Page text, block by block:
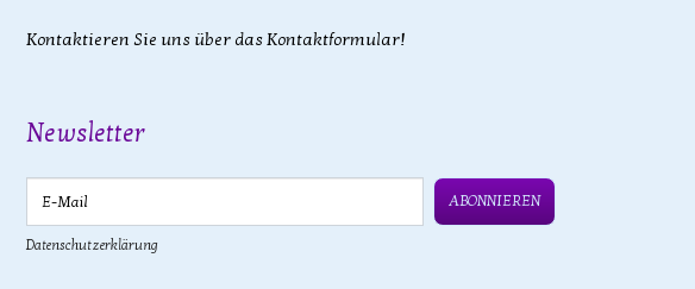
Kontaktieren Sie uns über das Kontaktformular!
Newsletter
E-Mail
ABONNIEREN
Datenschutzerklärung